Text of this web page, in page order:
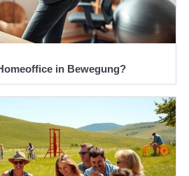
in Bewegung?